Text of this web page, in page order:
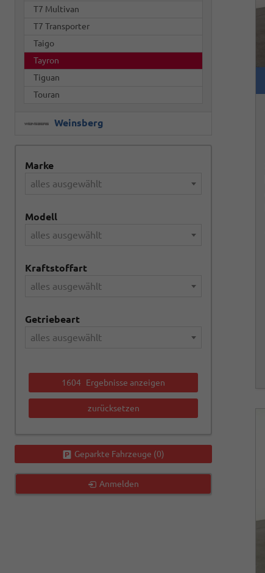
T7 Multivan
T7 Transporter
Taigo
Tayron
Tiguan
Touran
Weinsberg
Marke
alles ausgewählt
Modell
alles ausgewählt
Kraftstoffart
alles ausgewählt
Getriebeart
alles ausgewählt
1604 Ergebnisse anzeigen
zurücksetzen
Geparkte Fahrzeuge (0)
Anmelden